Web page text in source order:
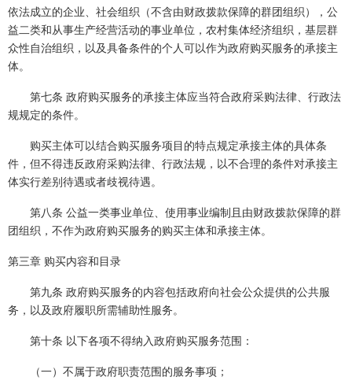
依法成立的企业、社会组织（不含由财政拨款保障的群团组织），公
益二类和从事生产经营活动的事业单位，农村集体经济组织，基层群
众性自治组织，以及具备条件的个人可以作为政府购买服务的承接主
体。
第七条 政府购买服务的承接主体应当符合政府采购法律、行政法
规规定的条件。
购买主体可以结合购买服务项目的特点规定承接主体的具体条
件，但不得违反政府采购法律、行政法规，以不合理的条件对承接主
体实行差别待遇或者歧视待遇。
第八条 公益一类事业单位、使用事业编制且由财政拨款保障的群
团组织，不作为政府购买服务的购买主体和承接主体。
第三章 购买内容和目录
第九条 政府购买服务的内容包括政府向社会公众提供的公共服
务，以及政府履职所需辅助性服务。
第十条 以下各项不得纳入政府购买服务范围：
（一）不属于政府职责范围的服务事项；